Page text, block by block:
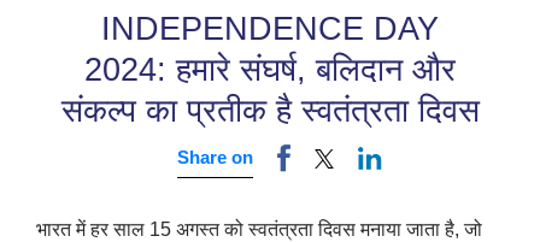
INDEPENDENCE DAY
2024: हमारे संघर्ष, बलिदान और
संकल्प का प्रतीक है स्वतंत्रता दिवस
Share on
भारत में हर साल 15 अगस्त को स्वतंत्रता दिवस मनाया जाता है, जो